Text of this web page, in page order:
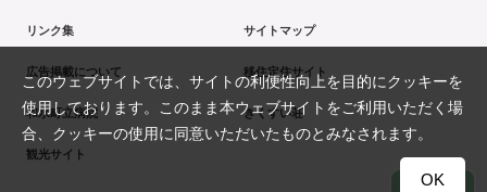
リンク集 サイトマップ
広告掲載について 移住定住サイト
和水町立病院 きくすい荘
観光サイト
このウェブサイトでは、サイトの利便性向上を目的にクッキーを
使用しております。このまま本ウェブサイトをご利用いただく場
合、クッキーの使用に同意いただいたものとみなされます。
OK